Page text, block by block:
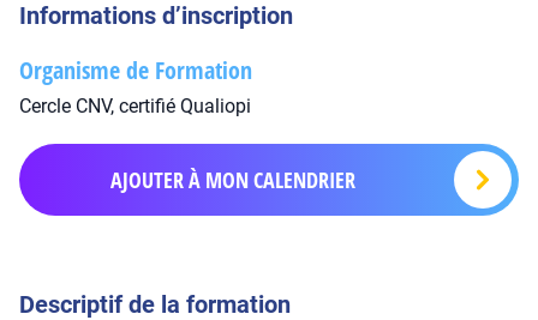
Informations d’inscription
Organisme de Formation
Cercle CNV, certifié Qualiopi
AJOUTER À MON CALENDRIER
Descriptif de la formation